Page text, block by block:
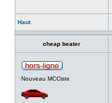
Haut
cheap beater
Nouveau MCCiste